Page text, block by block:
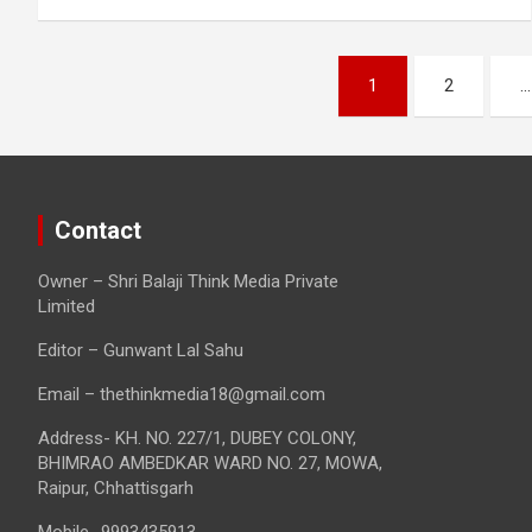
1 2 …
Contact
Owner – Shri Balaji Think Media Private
Limited
Editor – Gunwant Lal Sahu
Email – thethinkmedia18@gmail.com
Address- KH. NO. 227/1, DUBEY COLONY,
BHIMRAO AMBEDKAR WARD NO. 27, MOWA,
Raipur, Chhattisgarh